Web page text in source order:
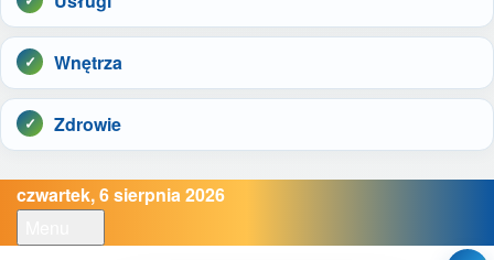
Wnętrza
Zdrowie
czwartek, 6 sierpnia 2026